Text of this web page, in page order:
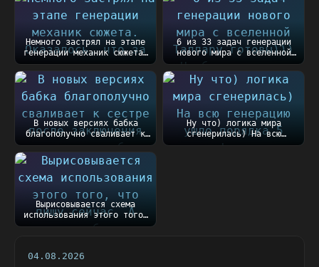
Немного застрял на этапе
генерации механик сюжета.
Оказалось, чт...
6 из 33 задач генерации
нового мира с вселенной
Таллару готовы))...
В новых версиях бабка
благополучно сваливает к
сестре после закл...
Ну что) логика мира
сгенерилась) На всю
генерацию ушло порядка
Вырисовывается схема
использования этого того,
что пишу сейчас....
04.08.2026